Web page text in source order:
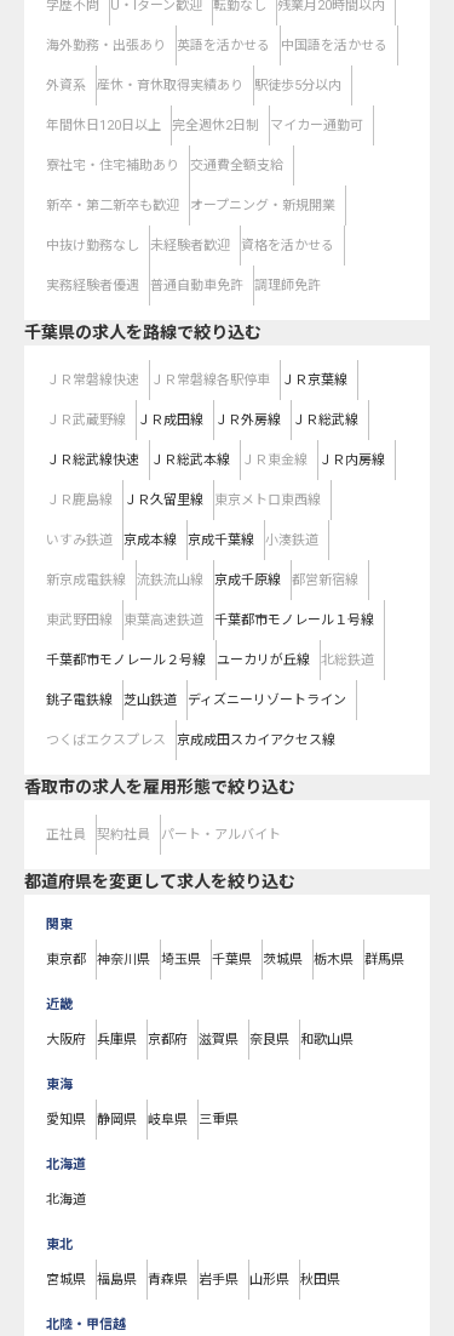
学歴不問 U・Iターン歓迎 転勤なし 残業月20時間以内
海外勤務・出張あり 英語を活かせる 中国語を活かせる
外資系 産休・育休取得実績あり 駅徒歩5分以内
年間休日120日以上 完全週休2日制 マイカー通勤可
寮社宅・住宅補助あり 交通費全額支給
新卒・第二新卒も歓迎 オープニング・新規開業
中抜け勤務なし 未経験者歓迎 資格を活かせる
実務経験者優遇 普通自動車免許 調理師免許
千葉県の求人を路線で絞り込む
ＪＲ常磐線快速 ＪＲ常磐線各駅停車 ＪＲ京葉線
ＪＲ武蔵野線 ＪＲ成田線 ＪＲ外房線 ＪＲ総武線
ＪＲ総武線快速 ＪＲ総武本線 ＪＲ東金線 ＪＲ内房線
ＪＲ鹿島線 ＪＲ久留里線 東京メトロ東西線
いすみ鉄道 京成本線 京成千葉線 小湊鉄道
新京成電鉄線 流鉄流山線 京成千原線 都営新宿線
東武野田線 東葉高速鉄道 千葉都市モノレール１号線
千葉都市モノレール２号線 ユーカリが丘線 北総鉄道
銚子電鉄線 芝山鉄道 ディズニーリゾートライン
つくばエクスプレス 京成成田スカイアクセス線
香取市の求人を雇用形態で絞り込む
正社員 契約社員 パート・アルバイト
都道府県を変更して求人を絞り込む
関東
東京都 神奈川県 埼玉県 千葉県 茨城県 栃木県 群馬県
近畿
大阪府 兵庫県 京都府 滋賀県 奈良県 和歌山県
東海
愛知県 静岡県 岐阜県 三重県
北海道
北海道
東北
宮城県 福島県 青森県 岩手県 山形県 秋田県
北陸・甲信越